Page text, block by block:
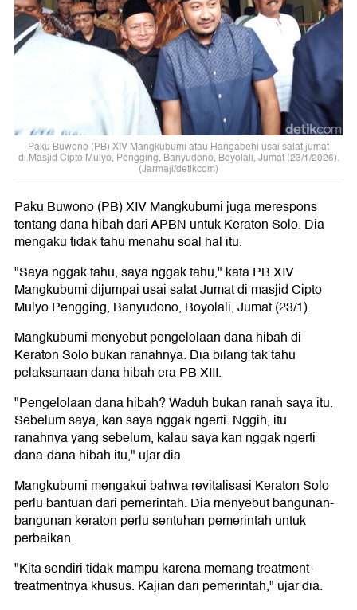
Paku Buwono (PB) XIV Mangkubumi atau Hangabehi usai salat jumat
di.Masjid Cipto Mulyo, Pengging, Banyudono, Boyolali, Jumat (23/1/2026).
(Jarmaji/detikcom)
Paku Buwono (PB) XIV Mangkubumi juga merespons
tentang dana hibah dari APBN untuk Keraton Solo. Dia
mengaku tidak tahu menahu soal hal itu.
"Saya nggak tahu, saya nggak tahu," kata PB XIV
Mangkubumi dijumpai usai salat Jumat di masjid Cipto
Mulyo Pengging, Banyudono, Boyolali, Jumat (23/1).
Mangkubumi menyebut pengelolaan dana hibah di
Keraton Solo bukan ranahnya. Dia bilang tak tahu
pelaksanaan dana hibah era PB XIII.
"Pengelolaan dana hibah? Waduh bukan ranah saya itu.
Sebelum saya, kan saya nggak ngerti. Nggih, itu
ranahnya yang sebelum, kalau saya kan nggak ngerti
dana-dana hibah itu," ujar dia.
Mangkubumi mengakui bahwa revitalisasi Keraton Solo
perlu bantuan dari pemerintah. Dia menyebut bangunan-
bangunan keraton perlu sentuhan pemerintah untuk
perbaikan.
"Kita sendiri tidak mampu karena memang treatment-
treatmentnya khusus. Kajian dari pemerintah," ujar dia.